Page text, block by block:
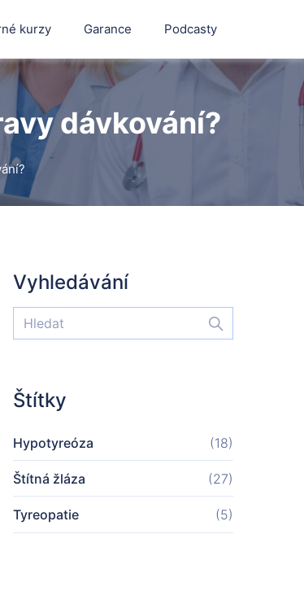
kurzy Garance Podcasty
dávkování?
Vyhledávání
Štítky
Hypotyreóza (18)
Štítná žláza (27)
Tyreopatie (5)